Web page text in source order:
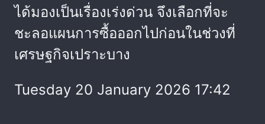
ได้มองเป็นเรื่องเร่งด่วน จึงเลือกที่จะ
ชะลอแผนการซื้อออกไปก่อนในช่วงที่
เศรษฐกิจเปราะบาง
Tuesday 20 January 2026 17:42